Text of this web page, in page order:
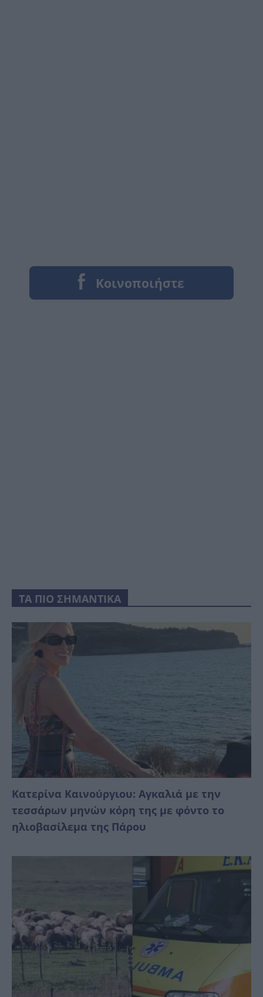
ΤΑ ΠΙΟ ΣΗΜΑΝΤΙΚΑ
Κατερίνα Καινούργιου: Αγκαλιά με την
τεσσάρων μηνών κόρη της με φόντο το
ηλιοβασίλεμα της Πάρου